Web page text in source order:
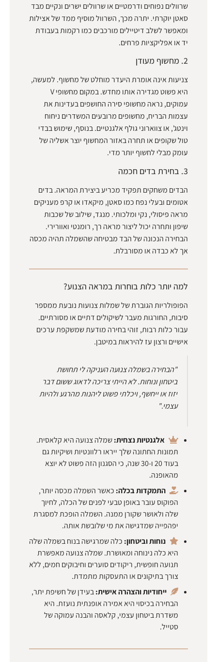
שרוולים נפוחים ודרמטיים או שרוולים ישרים ונקיים מבד
סאטן יוקרתי. יתרה מכך, השרוול מוסיף ממד של אצילות
ומאפשר לשלב דיטיילים מורכבים כמו רקמות בעבודת
יד או אפליקציות פרחים.
2. מחשוף מעודן
צניעות אינה אומרת היעדר מוחלט של מחשוף. למעשה,
היא פשוט מגדירה אותו מחדש. במקום מחשופי V
עמוקים, נראה מחשופי סירה החושפים בעדינות את
עצמות הבריח, מחשופים מרובעים המשדרים ניחוח
וינטג', או צווארוני גולף אלגנטיים. בנוסף, שימוש בבדי
טול שקופים או תחרה באזור המחשוף יוצר אשליה של
עומק מבלי לחשוף יותר מדי.
3. בחירת בדים חכמה
הבדים משחקים תפקיד מכריע ביצירת המראה. בדים
אטומים ובעלי נפח כמו סאטן, מיקאדו או קרפ מעניקים
מראה פיסולי, נקי ומלכותי. מנגד, שילוב של שכבות
שיפון ותחרה יכול ליצור מראה רך, רומנטי ואוורירי.
הבחירה הנכונה של הבד מבטיחה שהשמלה תהיה מכסה
אך לא כבדה או מסורבלת.
למה יותר כלות בוחרות במראה הצנוע?
הפופולריות הגוברת של שמלות צנועות נובעת ממספר
סיבות, החורגות מעבר לשיקולים דתיים או מסורתיים.
עבור כלות רבות, זוהי בחירה מודעת שמשקפת ערכים
אישיים ורצון עז להיראות במיטבן.
"הבחירה בשמלה צנועה העניקה לי תחושת
ביטחון ונוחות. לא הייתי צריכה לדאוג ששום דבר
יזוז או ייחשף, ויכלתי פשוט ליהנות מהרגע ולהיות
עצמי."
אלגנטיות נצחית:שמלה צנועה היא קלאסית.
תמונות החתונה שלך ייראו רלוונטיות ושיקיות גם
בעוד 20 ו-30 שנה, כי הסגנון הזה פשוט לא יוצא
מהאופנה.
התמקדות בכלה: כאשר השמלה מכסה יותר,
הפוקוס עובר באופן טבעי לפנים של הכלה, לחיוך
שלה ולאושר שקורן ממנה. השמלה הופכת למסגרת
יפהפייה שמדגישה את מי שלובשת אותה.
נוחות וביטחון: כלה שמרגישה בנוח בשמלה שלה
היא כלה נינוחה ומאושרת. שמלה צנועה מאפשרת
תנועה חופשית, ריקודים סוערים וחיבוקים חמים, ללא
צורך בתיקונים או התעסקות מתמדת.
ייחודיות והצהרה אישית:בעידן של חשיפת יתר,
הבחירה בכיסוי היא אמירה אופנתית נועזת. היא
משדרת ביטחון עצמי, קלאסה והבנה עמוקה של
סטייל.